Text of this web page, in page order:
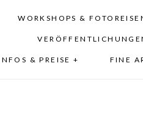
WORKSHOPS &
& PREISE + FINE